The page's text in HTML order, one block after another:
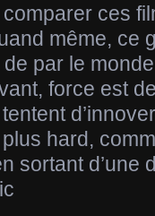
ces
même, ce
par le
force est
hard,
sortant d’une